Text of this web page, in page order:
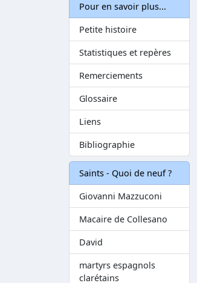
Pour en savoir plus...
Petite histoire
Statistiques et repères
Remerciements
Glossaire
Liens
Bibliographie
Saints - Quoi de neuf ?
Giovanni Mazzuconi
Macaire de Collesano
David
martyrs espagnols
clarétains